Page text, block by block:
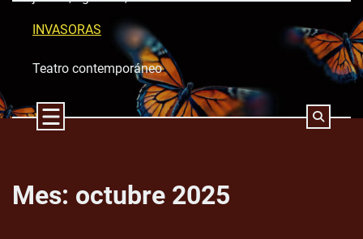
INVASORAS
Teatro contemporáneo
Mes: octubre 2025